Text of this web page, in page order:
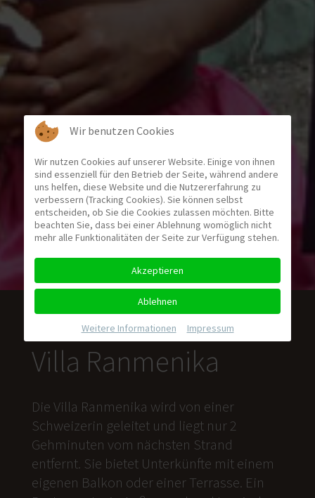
Villa Ranmenika
Die Villa Ranmenika wird von einer
Schweizerin geleitet und liegt nur 2
Gehminuten vom nächsten Strand
entfernt. Sie bietet Unterkünfte mit einem
eigenen Balkon oder einer Terrasse. Ein
Wir benutzen Cookies
Wir nutzen Cookies auf unserer Website. Einige von ihnen
sind essenziell für den Betrieb der Seite, während andere
uns helfen, diese Website und die Nutzererfahrung zu
verbessern (Tracking Cookies). Sie können selbst
entscheiden, ob Sie die Cookies zulassen möchten. Bitte
beachten Sie, dass bei einer Ablehnung womöglich nicht
mehr alle Funktionalitäten der Seite zur Verfügung stehen.
Akzeptieren
Ablehnen
Weitere Informationen Impressum